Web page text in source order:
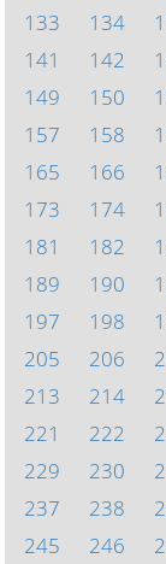
133
134
141
142
149
150
157
158
165
166
173
174
181
182
189
190
197
198
205
206
213
214
221
222
229
230
237
238
245
246